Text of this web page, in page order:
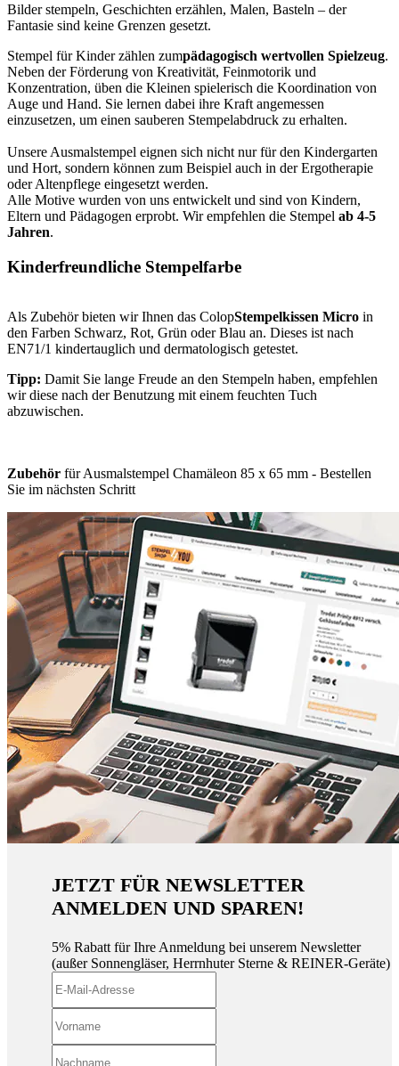
Bilder stempeln, Geschichten erzählen, Malen, Basteln – der
Fantasie sind keine Grenzen gesetzt.
Stempel für Kinder zählen zumpädagogisch wertvollen Spielzeug.
Neben der Förderung von Kreativität, Feinmotorik und
Konzentration, üben die Kleinen spielerisch die Koordination von
Auge und Hand. Sie lernen dabei ihre Kraft angemessen
einzusetzen, um einen sauberen Stempelabdruck zu erhalten.
Unsere Ausmalstempel eignen sich nicht nur für den Kindergarten
und Hort, sondern können zum Beispiel auch in der Ergotherapie
oder Altenpflege eingesetzt werden.
Alle Motive wurden von uns entwickelt und sind von Kindern,
Eltern und Pädagogen erprobt. Wir empfehlen die Stempel ab 4-5
Jahren.
Kinderfreundliche Stempelfarbe
Als Zubehör bieten wir Ihnen das ColopStempelkissen Micro in
den Farben Schwarz, Rot, Grün oder Blau an. Dieses ist nach
EN71/1 kindertauglich und dermatologisch getestet.
Tipp: Damit Sie lange Freude an den Stempeln haben, empfehlen
wir diese nach der Benutzung mit einem feuchten Tuch
abzuwischen.
Zubehör für Ausmalstempel Chamäleon 85 x 65 mm - Bestellen
Sie im nächsten Schritt
JETZT FÜR NEWSLETTER
ANMELDEN UND SPAREN!
5% Rabatt für Ihre Anmeldung bei unserem Newsletter
(außer Sonnengläser, Herrnhuter Sterne & REINER-Geräte)